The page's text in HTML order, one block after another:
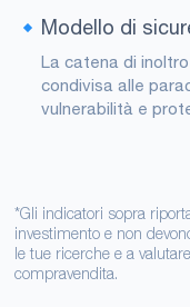
Modello di
La catena di
condivisa alle
vulnerabilità e
*Gli indicatori sopra
investimento e non
le tue ricerche e a
compravendita.